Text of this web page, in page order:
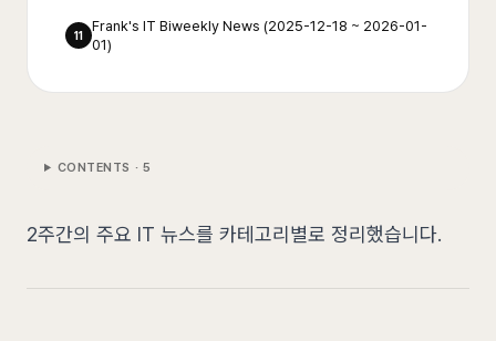
11
Frank's IT Biweekly News (2025-12-18 ~ 2026-01-
01)
CONTENTS · 5
2주간의 주요 IT 뉴스를 카테고리별로 정리했습니다.